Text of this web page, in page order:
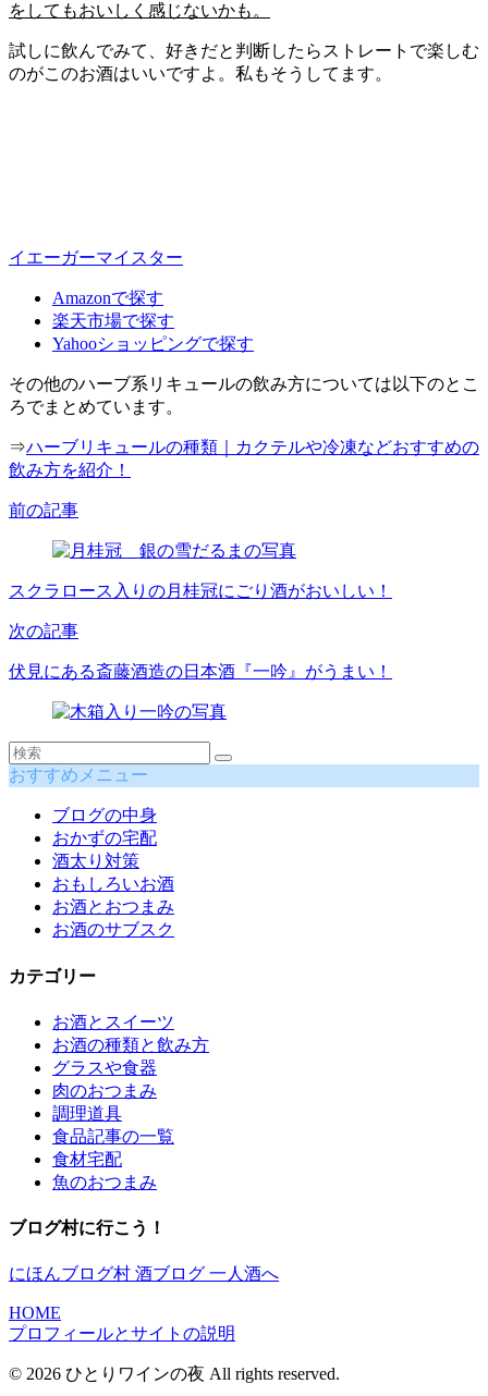
をしてもおいしく感じないかも。
試しに飲んでみて、好きだと判断したらストレートで楽しむ
のがこのお酒はいいですよ。私もそうしてます。
イエーガーマイスター
Amazonで探す
楽天市場で探す
Yahooショッピングで探す
その他のハーブ系リキュールの飲み方については以下のとこ
ろでまとめています。
⇒ハーブリキュールの種類｜カクテルや冷凍などおすすめの
飲み方を紹介！
前の記事
スクラロース入りの月桂冠にごり酒がおいしい！
次の記事
伏見にある斎藤酒造の日本酒『一吟』がうまい！
おすすめメニュー
ブログの中身
おかずの宅配
酒太り対策
おもしろいお酒
お酒とおつまみ
お酒のサブスク
カテゴリー
お酒とスイーツ
お酒の種類と飲み方
グラスや食器
肉のおつまみ
調理道具
食品記事の一覧
食材宅配
魚のおつまみ
ブログ村に行こう！
にほんブログ村 酒ブログ 一人酒へ
HOME
プロフィールとサイトの説明
© 2026 ひとりワインの夜 All rights reserved.